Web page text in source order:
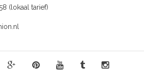
(lokaal tarief)